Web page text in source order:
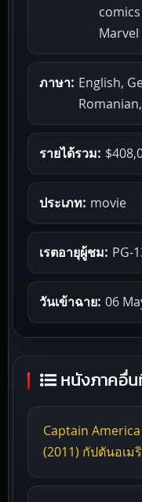
ภาษา: English,
รายได้รวม:
ประเภท: movie
เรตอายุผู้ชม: PG-
วันเข้าฉาย: 06
หนังภาคอื่น
Captain
(2011) กัปตันอเม